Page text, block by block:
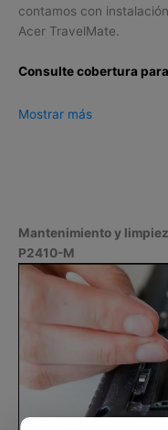
contamos con
Acer TravelMate.
Consulte cobertura
Leticia, Medellín,
Mostrar más
Mantenimiento y
P2410-M